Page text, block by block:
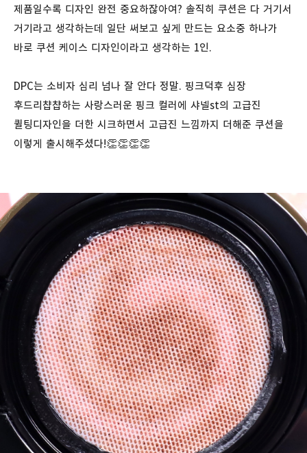
제품일수록 디자인 완전 중요하잖아여? 솔직히 쿠션은 다 거기서
거기라고 생각하는데 일단 써보고 싶게 만드는 요소중 하나가
바로 쿠션 케이스 디자인이라고 생각하는 1인.
DPC는 소비자 심리 넘나 잘 안다 정말. 핑크덕후 심장
후드리챱챱하는 사랑스러운 핑크 컬러에 샤넬st의 고급진
퀼팅디자인을 더한 시크하면서 고급진 느낌까지 더해준 쿠션을
이렇게 출시해주셨다!👏👏👏👏